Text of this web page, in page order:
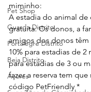
Pet Shop
Guarda Distrito
Portalegre Distrito
Beja Distrito
Açores
miminho:
A estadia do animal de
gratuita. Os donos, a
amigos dos donos
10% para estadias de 2
para estadias de 3 ou
fazer a reserva tem
código PetFriendly *